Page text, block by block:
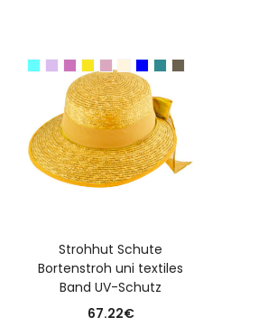
Strohhut Schute
Bortenstroh uni textiles
Band UV-Schutz
67.22€